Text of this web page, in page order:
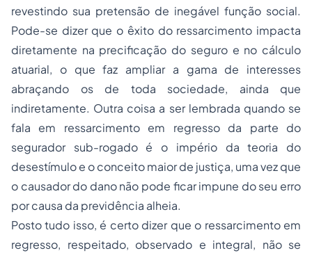
revestindo sua pretensão de inegável função social.
Pode-se dizer que o êxito do ressarcimento impacta
diretamente na precificação do seguro e no cálculo
atuarial, o que faz ampliar a gama de interesses
abraçando os de toda sociedade, ainda que
indiretamente. Outra coisa a ser lembrada quando se
fala em ressarcimento em regresso da parte do
segurador sub-rogado é o império da teoria do
desestímulo e o conceito maior de justiça, uma vez que
o causador do dano não pode ficar impune do seu erro
por causa da previdência alheia.
Posto tudo isso, é certo dizer que o ressarcimento em
regresso, respeitado, observado e integral, não se